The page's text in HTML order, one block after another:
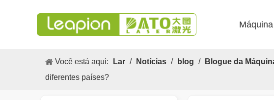
Você está aqui: Lar / Notícias / blog / Blogue da
diferentes países?